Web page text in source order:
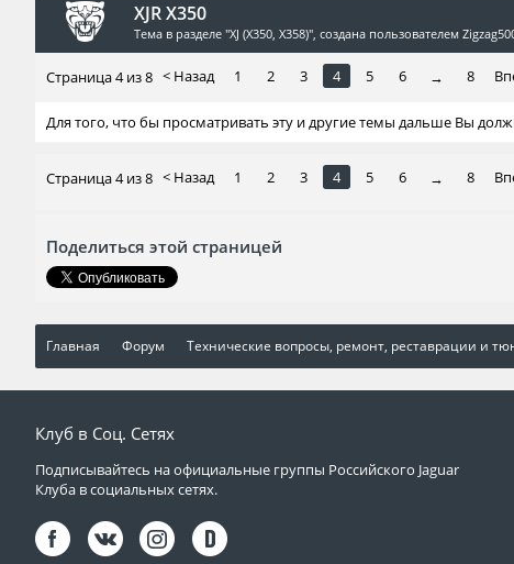
XJR X350
Тема в разделе "XJ (X350, X358)", создана пользователем
Страница 4 из 8 < Назад 1 2 3 4 5 6 → 8
Для того, что бы просматривать эту и другие темы дальше Вы
Страница 4 из 8 < Назад 1 2 3 4 5 6 → 8
Поделиться этой страницей
Главная Форум Технические вопросы, ремонт, реставрации и
Клуб в Соц. Сетях
Подписывайтесь на официальные группы Российского Jaguar
Клуба в социальных сетях.